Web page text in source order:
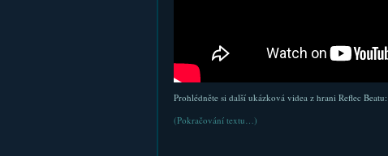
Prohlédněte si další ukázková videa z hrani Reflec Beatu:
(Pokračování textu…)